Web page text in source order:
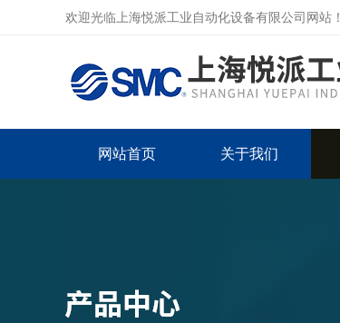
欢迎光临上海悦派工业自动化设备有限公司网站！
网站首页 关于我们